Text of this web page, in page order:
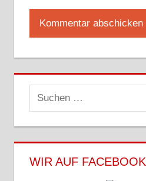
Suchen
nach:
WIR AUF FACEBOOK